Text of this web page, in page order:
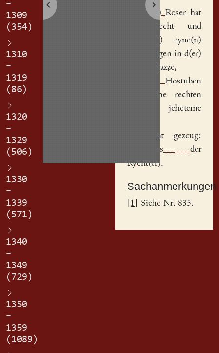
–
1309
(354)
1310
–
1319
(86)
1320
–
1329
(506)
1330
–
1339
(571)
1340
–
1349
(729)
1350
–
1359
(1089)
Walth(er) Roserhat
uf gerecht und
gegebe(n) eyne(n)
, gelegen in d(er)
Web(er)gazze,
Johannes Hostuben
zcu eyme rechten
erbe in jeheteme
Des sint gezcug:
Lorencius der
Rycht(er).
Sachanmerkungen
1 ] Siehe Nr. 835.